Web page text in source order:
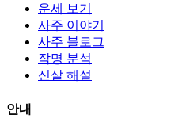
운세 보기
사주 이야기
사주 블로그
작명 분석
신살 해설
안내